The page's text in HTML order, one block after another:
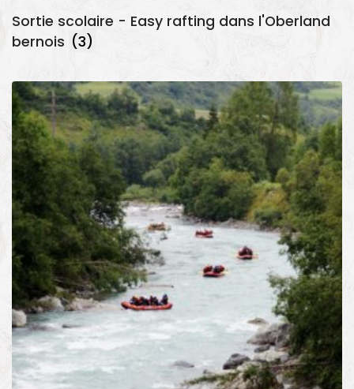
Sortie scolaire - Easy rafting dans l'Oberland
bernois (3)